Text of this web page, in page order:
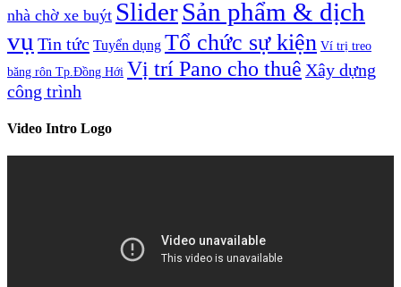
nhà chờ xe buýt SliderSản phẩm & dịch
vụ Tin tức Tuyển dụng Tổ chức sự kiện Ví trị treo
băng rôn Tp.Đồng Hới Vị trí Pano cho thuê Xây dựng
công trình
Video Intro Logo